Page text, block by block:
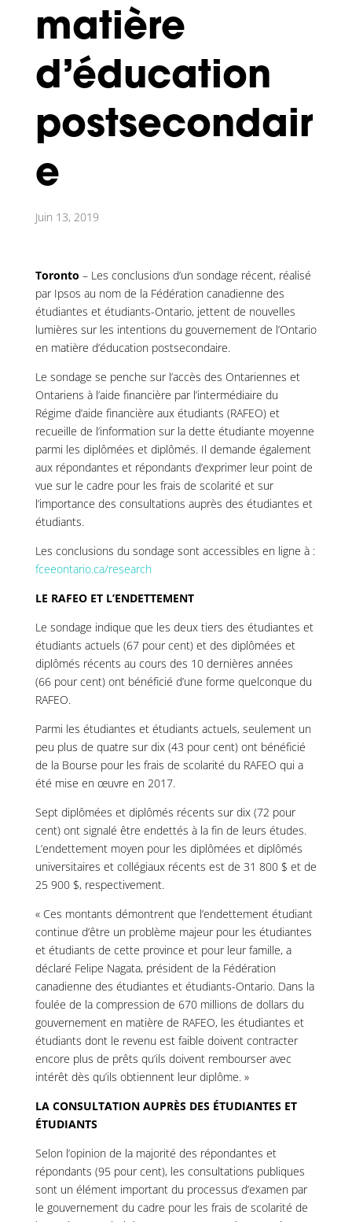
matière
d’éducation
postsecondair
e
Juin 13, 2019
Toronto – Les conclusions d’un sondage récent, réalisé
par Ipsos au nom de la Fédération canadienne des
étudiantes et étudiants-Ontario, jettent de nouvelles
lumières sur les intentions du gouvernement de l’Ontario
en matière d’éducation postsecondaire.
Le sondage se penche sur l’accès des Ontariennes et
Ontariens à l’aide financière par l’intermédiaire du
Régime d’aide financière aux étudiants (RAFEO) et
recueille de l’information sur la dette étudiante moyenne
parmi les diplômées et diplômés. Il demande également
aux répondantes et répondants d’exprimer leur point de
vue sur le cadre pour les frais de scolarité et sur
l’importance des consultations auprès des étudiantes et
étudiants.
Les conclusions du sondage sont accessibles en ligne à :
fceeontario.ca/research
LE RAFEO ET L’ENDETTEMENT
Le sondage indique que les deux tiers des étudiantes et
étudiants actuels (67 pour cent) et des diplômées et
diplômés récents au cours des 10 dernières années
(66 pour cent) ont bénéficié d’une forme quelconque du
RAFEO.
Parmi les étudiantes et étudiants actuels, seulement un
peu plus de quatre sur dix (43 pour cent) ont bénéficié
de la Bourse pour les frais de scolarité du RAFEO qui a
été mise en œuvre en 2017.
Sept diplômées et diplômés récents sur dix (72 pour
cent) ont signalé être endettés à la fin de leurs études.
L’endettement moyen pour les diplômées et diplômés
universitaires et collégiaux récents est de 31 800 $ et de
25 900 $, respectivement.
« Ces montants démontrent que l’endettement étudiant
continue d’être un problème majeur pour les étudiantes
et étudiants de cette province et pour leur famille, a
déclaré Felipe Nagata, président de la Fédération
canadienne des étudiantes et étudiants-Ontario. Dans la
foulée de la compression de 670 millions de dollars du
gouvernement en matière de RAFEO, les étudiantes et
étudiants dont le revenu est faible doivent contracter
encore plus de prêts qu’ils doivent rembourser avec
intérêt dès qu’ils obtiennent leur diplôme. »
LA CONSULTATION AUPRÈS DES ÉTUDIANTES ET
ÉTUDIANTS
Selon l’opinion de la majorité des répondantes et
répondants (95 pour cent), les consultations publiques
sont un élément important du processus d’examen par
le gouvernement du cadre pour les frais de scolarité de